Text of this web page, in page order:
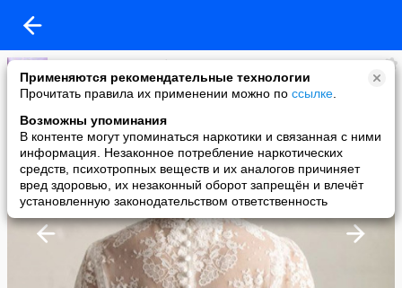
Применяются рекомендательные технологии
Прочитать правила их применении можно по ссылке
Возможны упоминания
В контенте могут упоминаться наркотики и связанная с ними
информация. Незаконное потребление наркотических
средств, психотропных веществ и их аналогов причиняет
вред здоровью, их незаконный оборот запрещён и влечёт
установленную законодательством ответственность
Мысли вслух - Улыбка сердцем
added a photo
06 Nov в 19:29